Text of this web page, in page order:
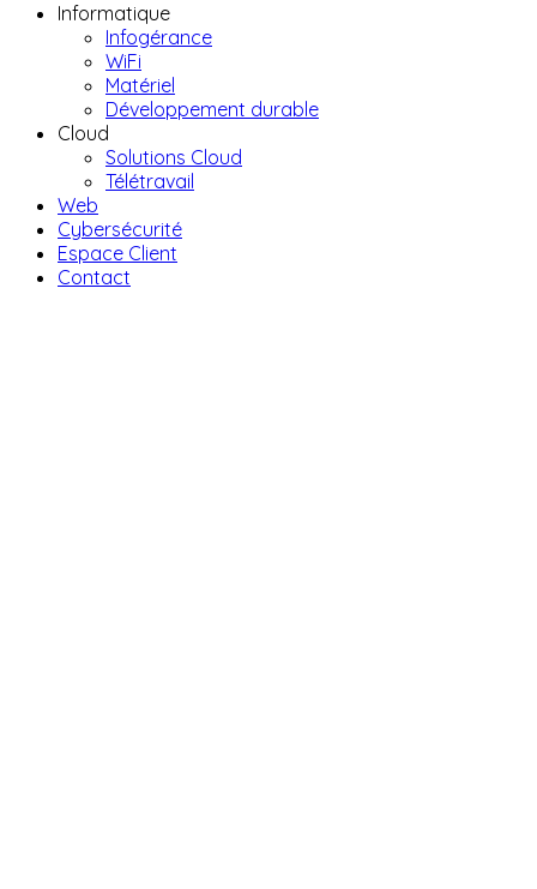
Informatique
Infogérance
WiFi
Matériel
Développement durable
Cloud
Solutions Cloud
Télétravail
Web
Cybersécurité
Espace Client
Contact